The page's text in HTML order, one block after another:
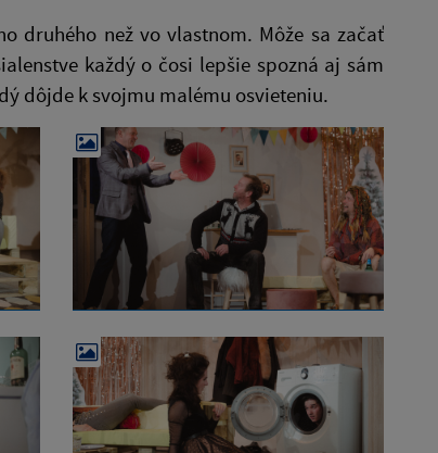
druhého než vo vlastnom. Môže sa začať
každý o čosi lepšie spozná aj sám
dôjde k svojmu malému osvieteniu.